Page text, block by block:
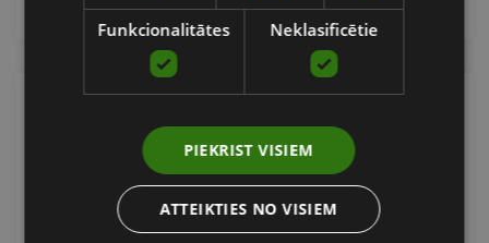
Funkcionalitātes Neklasificētie
PIEKRIST VISIEM
ATTEIKTIES NO VISIEM